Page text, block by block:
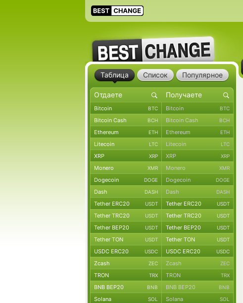
Таблица Список Популярное
Bitcoin BTC Bitcoin BTC
Bitcoin Cash BCH Bitcoin Cash BCH
Ethereum ETH Ethereum ETH
Litecoin LTC Litecoin LTC
XRP XRP XRP XRP
Monero XMR Monero XMR
Dogecoin DOGE Dogecoin DOGE
Dash DASH Dash DASH
Tether ERC20 USDT Tether ERC20 USDT
Tether TRC20 USDT Tether TRC20 USDT
Tether BEP20 USDT Tether BEP20 USDT
Tether TON USDT Tether TON USDT
USDC ERC20 USDC USDC ERC20 USDC
Zcash ZEC Zcash ZEC
TRON TRX TRON TRX
BNB BEP20 BNB BNB BEP20 BNB
Solana SOL Solana SOL